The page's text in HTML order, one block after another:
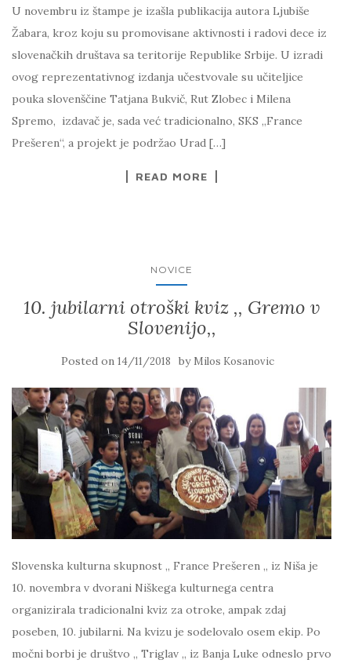
U novembru iz štampe je izašla publikacija autora Ljubiše
Žabara, kroz koju su promovisane aktivnosti i radovi dece iz
slovenačkih društava sa teritorije Republike Srbije. U izradi
ovog reprezentativnog izdanja učestvovale su učiteljice
pouka slovenščine Tatjana Bukvič, Rut Zlobec i Milena
Spremo, izdavač je, sada već tradicionalno, SKS „France
Prešeren“, a projekt je podržao Urad […]
READ MORE
NOVICE
10. jubilarni otroški kviz ,, Gremo v
Slovenijo,,
Posted on 14/11/2018 by Milos Kosanovic
Slovenska kulturna skupnost ,, France Prešeren ,, iz Niša je
10. novembra v dvorani Niškega kulturnega centra
organizirala tradicionalni kviz za otroke, ampak zdaj
poseben, 10. jubilarni. Na kvizu je sodelovalo osem ekip. Po
močni borbi je društvo ,, Triglav ,, iz Banja Luke odneslo prvo